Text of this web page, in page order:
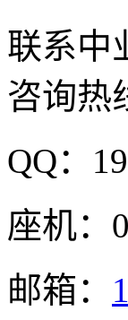
联系中
咨询热
QQ：
座机：
邮箱：